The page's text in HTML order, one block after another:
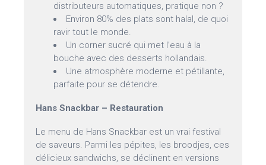
distributeurs automatiques, pratique non ?
Environ 80% des plats sont halal, de quoi
ravir tout le monde.
Un corner sucré qui met l’eau à la
bouche avec des desserts hollandais.
Une atmosphère moderne et pétillante,
parfaite pour se détendre.
Hans Snackbar – Restauration
Le menu de Hans Snackbar est un vrai festival
de saveurs. Parmi les pépites, les broodjes, ces
délicieux sandwichs, se déclinent en versions